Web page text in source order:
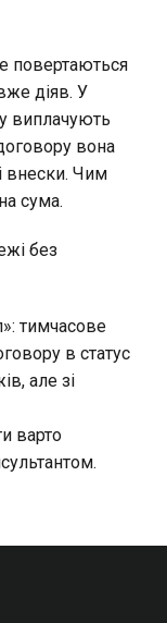
повертаються
діяв. У
виплачують
вона
внески. Чим
сума.
без
тимчасове
в статус
але зі
варто